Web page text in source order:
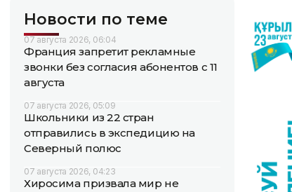
Новости по теме
07 августа 2026, 06:04
Франция запретит рекламные
звонки без согласия абонентов с 11
августа
07 августа 2026, 05:09
Школьники из 22 стран
отправились в экспедицию на
Северный полюс
07 августа 2026, 04:23
Хиросима призвала мир не